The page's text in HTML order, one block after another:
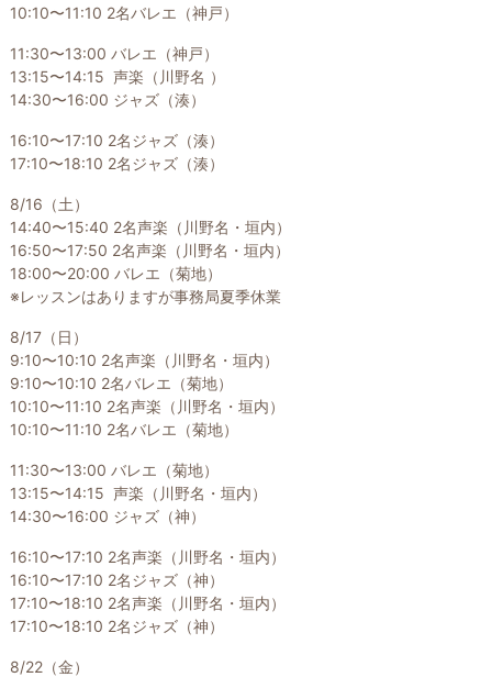
10:10〜11:10 2名バレエ（神戸）
11:30〜13:00 バレエ（神戸）
13:15〜14:15 声楽（川野名 ）
14:30〜16:00 ジャズ（湊）
16:10〜17:10 2名ジャズ（湊）
17:10〜18:10 2名ジャズ（湊）
8/16（土）
14:40〜15:40 2名声楽（川野名・垣内）
16:50〜17:50 2名声楽（川野名・垣内）
18:00〜20:00 バレエ（菊地）
※レッスンはありますが事務局夏季休業
8/17（日）
9:10〜10:10 2名声楽（川野名・垣内）
9:10〜10:10 2名バレエ（菊地）
10:10〜11:10 2名声楽（川野名・垣内）
10:10〜11:10 2名バレエ（菊地）
11:30〜13:00 バレエ（菊地）
13:15〜14:15 声楽（川野名・垣内）
14:30〜16:00 ジャズ（神）
16:10〜17:10 2名声楽（川野名・垣内）
16:10〜17:10 2名ジャズ（神）
17:10〜18:10 2名声楽（川野名・垣内）
17:10〜18:10 2名ジャズ（神）
8/22（金）